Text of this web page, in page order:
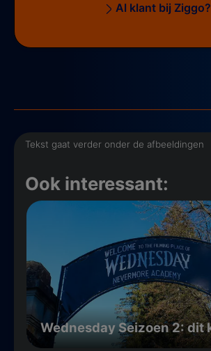
Al klant bij Ziggo?
Tekst gaat verder onder de afbeeldingen
Ook interessant: